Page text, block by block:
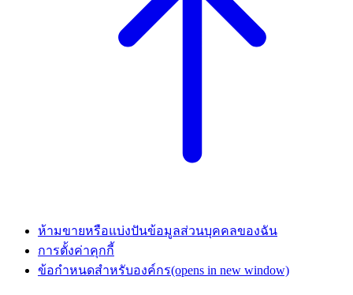
ห้ามขายหรือแบ่งปันข้อมูลส่วนบุคคลของฉัน
การตั้งค่าคุกกี้
ข้อกำหนดสำหรับองค์กร(opens in new window)